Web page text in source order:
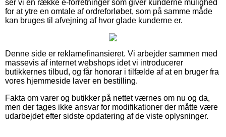
ser vi en række e-forretninger som giver kunderne mulighed
for at ytre en omtale af ordreforløbet, som på samme måde
kan bruges til afvejning af hvor glade kunderne er.
Denne side er reklamefinansieret. Vi arbejder sammen med
massevis af internet webshops idet vi introducerer
butikkernes tilbud, og får honorar i tilfælde af at en bruger fra
vores hjemmeside laver en bestilling.
Fakta om varer og butikker på nettet værnes om nu og da,
men der tages ikke ansvar for modifikationer der måtte være
udarbejdet efter sidste opdatering af de viste oplysninger.